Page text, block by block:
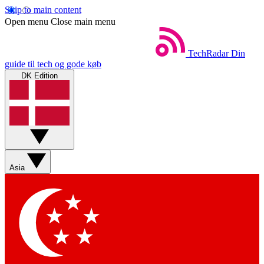
Skip to main content
Open menu Close main menu
TechRadar Din
guide til tech og gode køb
DK Edition
Asia